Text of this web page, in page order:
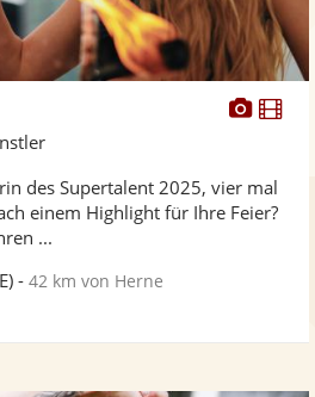
Fotos
des Supertalent 2025, vier mal
einem Highlight für Ihre Feier?
...
-42 km von Herne